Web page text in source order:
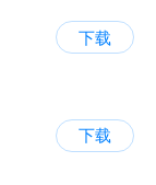
下载
下载